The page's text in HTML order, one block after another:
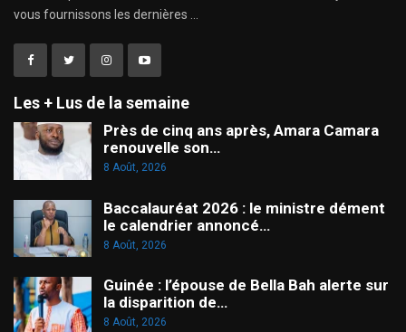
vous fournissons les dernières ...
Les + Lus de la semaine
Près de cinq ans après, Amara Camara
renouvelle son…
8 Août, 2026
Baccalauréat 2026 : le ministre dément
le calendrier annoncé…
8 Août, 2026
Guinée : l’épouse de Bella Bah alerte sur
la disparition de…
8 Août, 2026